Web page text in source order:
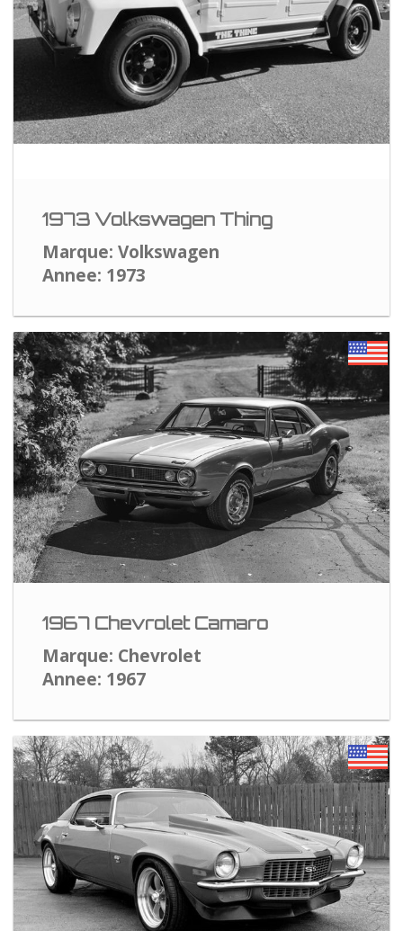
1973 Volkswagen Thing
Marque: Volkswagen
Annee: 1973
1967 Chevrolet Camaro
Marque: Chevrolet
Annee: 1967